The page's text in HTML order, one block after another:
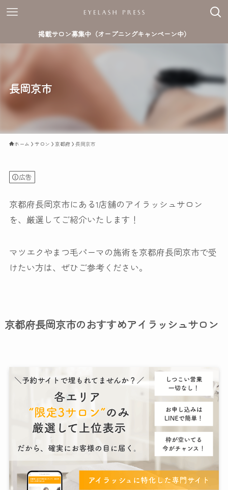
掲載サロン募集中（オープニングキャンペーン中）
長岡京市
ホーム サロン 京都府 長岡京市
広告
京都府長岡京市にある1店舗のアイラッシュサロン
を、厳選してご紹介いたします！
マツエクやまつ毛パーマの施術を京都府長岡京市で受
けたい方は、ぜひご参考ください。
京都府長岡京市のおすすめアイラッシュサロン